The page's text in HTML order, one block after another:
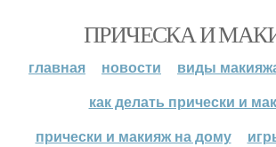
ПРИЧЕСКА И
главная новости
виды
как делать прически и
прически и макияж на дому